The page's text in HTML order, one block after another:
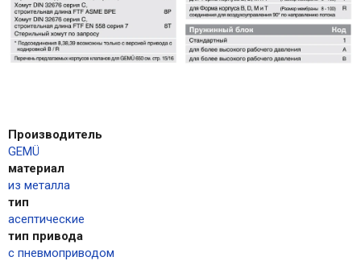
Производитель
GEMÜ
материал
из металла
тип
асептические
тип привода
с пневмоприводом